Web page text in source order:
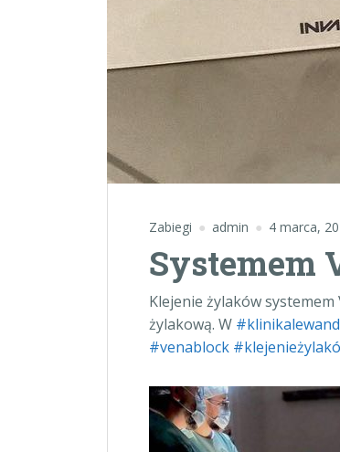
Zabiegi admin 4 marca,
Systemem
Klejenie żylaków
żylakową. W #
#venablock #